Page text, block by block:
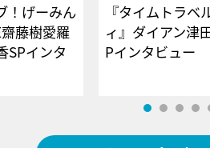
！げーみん
藤樹愛羅
SPインタ
『タイムトラベ
ィ』ダイアン津
Pインタビ